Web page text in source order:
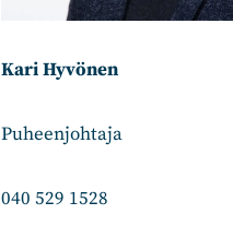
Kari Hyvönen
Puheenjohtaja
040 529 1528